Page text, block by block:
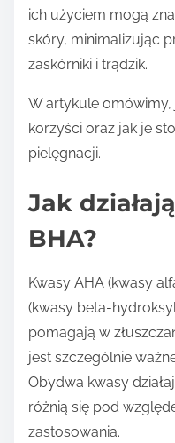
ich użyciem mogą
skóry, minimalizując
zaskórniki i trądzik.
W artykule omówimy,
korzyści oraz jak je
pielęgnacji.
Jak
BHA?
Kwasy AHA (kwasy
(kwasy beta-
pomagają w
jest szczególnie
Obydwa kwasy
różnią się pod
zastosowania.